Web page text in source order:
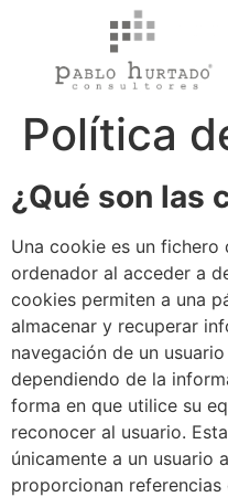
Política
¿Qué son las
Una cookie es un fichero
ordenador al acceder a
cookies permiten a una
almacenar y recuperar
navegación de un
dependiendo de la
forma en que utilice su
reconocer al usuario.
únicamente a un usuario
proporcionan